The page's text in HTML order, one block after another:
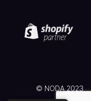
© NODA 2023